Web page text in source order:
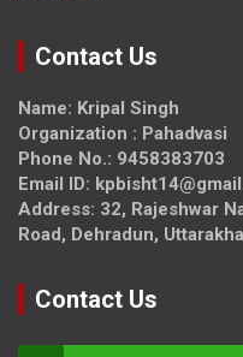
Contact Us
Name: Kripal Singh
Organization : Pahadvasi
Phone No.: 9458383703
Email ID:
Address: 32, Rajeshwar
Road, Dehradun,
Contact Us